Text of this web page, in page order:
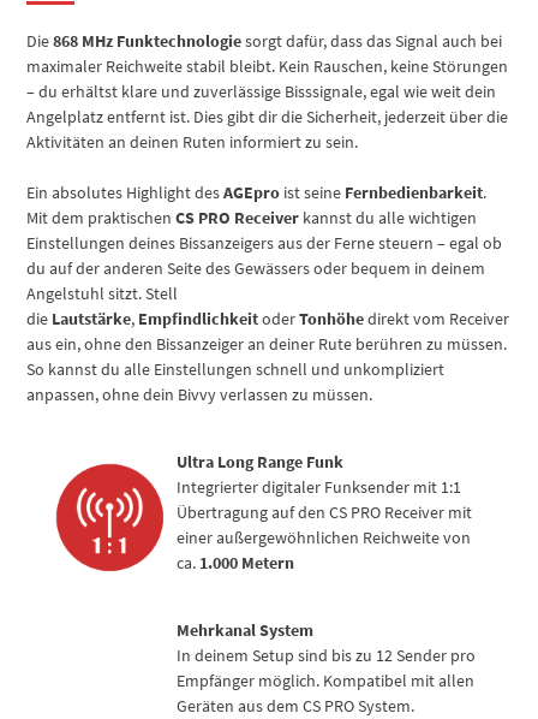
Die868 MHz Funktechnologiesorgt dafür, dass das Signal auch bei
maximaler Reichweite stabil bleibt. Kein Rauschen, keine Störungen
– du erhältst klare und zuverlässige Bisssignale, egal wie weit dein
Angelplatz entfernt ist. Dies gibt dir die Sicherheit, jederzeit über die
Aktivitäten an deinen Ruten informiert zu sein.
Ein absolutes Highlight desAGEpro ist seine Fernbedienbarkeit.
Mit dem praktischenCS PRO Receiver kannst du alle wichtigen
Einstellungen deines Bissanzeigers aus der Ferne steuern – egal ob
du auf der anderen Seite des Gewässers oder bequem in deinem
Angelstuhl sitzt. Stell
die Lautstärke, EmpfindlichkeitoderTonhöhedirekt vom Receiver
aus ein, ohne den Bissanzeiger an deiner Rute berühren zu müssen.
So kannst du alle Einstellungen schnell und unkompliziert
anpassen, ohne dein Bivvy verlassen zu müssen.
Ultra Long Range Funk
Integrierter digitaler Funksender mit 1:1
Übertragung auf den CS PRO Receiver mit
einer außergewöhnlichen Reichweite von
ca. 1.000 Metern
Mehrkanal System
In deinem Setup sind bis zu 12 Sender pro
Empfänger möglich. Kompatibel mit allen
Geräten aus dem CS PRO System.